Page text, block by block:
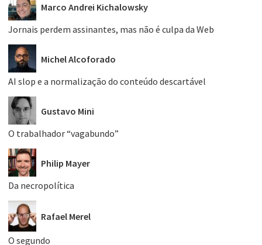
Marco Andrei Kichalowsky
Jornais perdem assinantes, mas não é culpa da Web
Michel Alcoforado
AI slop e a normalização do conteúdo descartável
Gustavo Mini
O trabalhador “vagabundo”
Philip Mayer
Da necropolítica
Rafael Merel
O segundo